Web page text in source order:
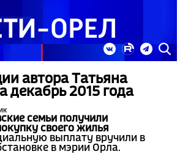
автора Татьяна
декабрь 2015 года
семьи получили
своего жилья
выплату вручили в
в мэрии Орла.